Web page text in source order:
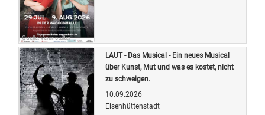
Quelle: Veranstalter
LAUT - Das Musical - Ein neues Musical
über Kunst, Mut und was es kostet, nicht
zu schweigen.
10.09.2026
Eisenhüttenstadt